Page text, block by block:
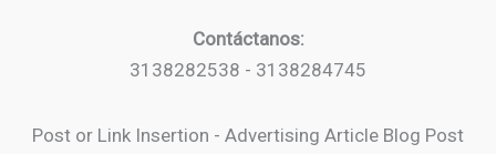
Contáctanos:
3138282538 - 3138284745
Post or Link Insertion - Advertising Article Blog Post